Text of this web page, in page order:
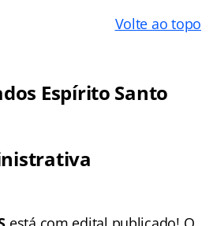
Volte ao topo
Espírito Santo